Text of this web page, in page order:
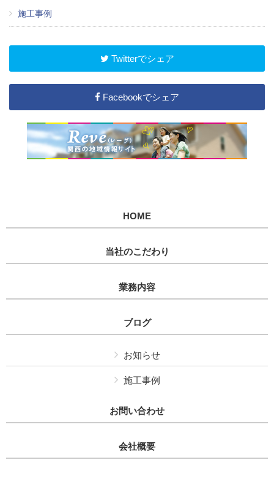
施工事例
Twitterでシェア
Facebookでシェア
HOME
当社のこだわり
業務内容
ブログ
お知らせ
施工事例
お問い合わせ
会社概要